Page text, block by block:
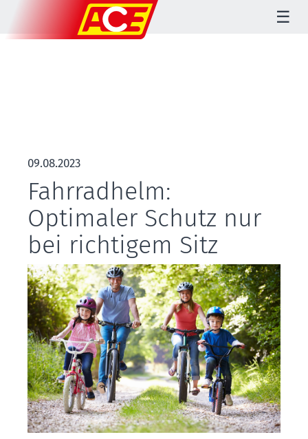
☰
09.08.2023
Fahrradhelm:
Optimaler Schutz nur
bei richtigem Sitz